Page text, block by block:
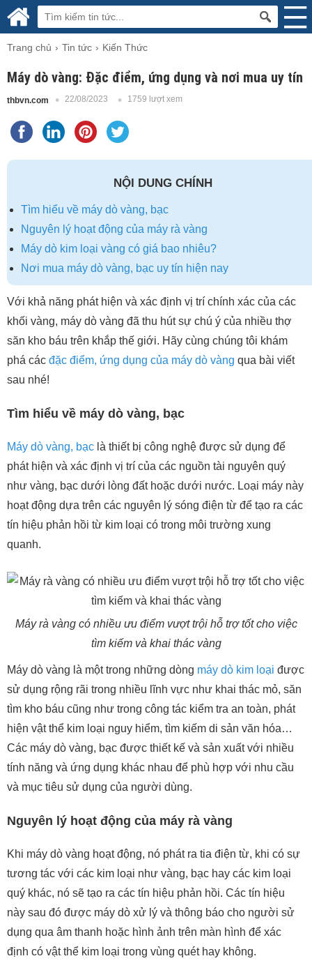
Trang chủ Tin tức Kiến Thức
Máy dò vàng: Đặc điểm, ứng dụng và nơi mua uy tín
thbvn.com 22/08/2023 1759 lượt xem
NỘI DUNG CHÍNH
Tìm hiểu về máy dò vàng, bạc
Nguyên lý hoạt động của máy rà vàng
Máy dò kim loại vàng có giá bao nhiêu?
Nơi mua máy dò vàng, bạc uy tín hiện nay
Với khả năng phát hiện và xác định vị trí chính xác của các
khối vàng, máy dò vàng đã thu hút sự chú ý của nhiều thợ
săn kho báu trên khắp thế giới. Hãy cùng chúng tôi khám
phá các đặc điểm, ứng dụng của máy dò vàng qua bài viết
sau nhé!
Tìm hiểu về máy dò vàng, bạc
Máy dò vàng, bạc là thiết bị công nghệ được sử dụng để
phát hiện và xác định vị trí của các nguồn tài nguyên quý
như vàng, bạc dưới lòng đất hoặc dưới nước. Loại máy này
hoạt động dựa trên các nguyên lý sóng điện từ để tạo ra các
tín hiệu phản hồi từ kim loại có trong môi trường xung
quanh.
Máy rà vàng có nhiều ưu điểm vượt trội hỗ trợ tốt cho việc
tìm kiếm và khai thác vàng
Máy dò vàng là một trong những dòng máy dò kim loại được
sử dụng rộng rãi trong nhiều lĩnh vực như khai thác mỏ, săn
tìm kho báu cũng như trong công tác kiểm tra an toàn, phát
hiện vật thể kim loại nguy hiểm, tìm kiếm di sản văn hóa…
Các máy dò vàng, bạc được thiết kế và sản xuất với nhiều
tính năng và ứng dụng khác nhau để phù hợp với nhu cầu
và mục tiêu sử dụng của người dùng.
Nguyên lý hoạt động của máy rà vàng
Khi máy dò vàng hoạt động, nó phát ra tia điện từ, khi có sự
tương tác với các kim loại như vàng, bạc hay các kim loại
quý khác, nó sẽ tạo ra các tín hiệu phản hồi. Các tín hiệu
này sau đó được máy dò xử lý và thông báo cho người sử
dụng qua âm thanh hoặc hình ảnh trên màn hình để xác
định có vật thể kim loại trong vùng quét hay không.